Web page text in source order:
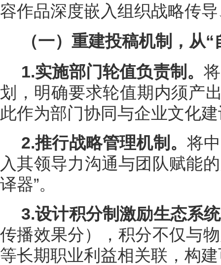
容作品深度嵌入组织战略传
（一）重建投稿机制，从
1.实施部门轮值负责制 。
划，明确要求轮值期内须产
此作为部门协同与企业文化
2.推行战略管理机制。将
入其领导力沟通与团队赋能
译器”。
3.设计积分制激励生态系统
传播效果分），积分不仅与
等长期职业利益相关联，构